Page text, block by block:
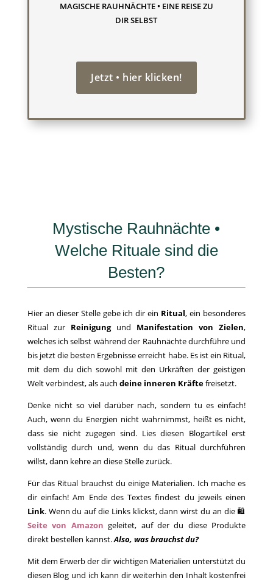
MAGISCHE RAUHNÄCHTE • EINE REISE ZU
DIR SELBST
Jetzt • hier klicken!
Mystische Rauhnächte •
Welche Rituale sind die
Besten?
Hier an dieser Stelle gebe ich dir ein Ritual, ein besonderes
Ritual zur Reinigungund Manifestation von Zielen,
welches ich selbst während der Rauhnächte durchführe und
bis jetzt die besten Ergebnisse erreicht habe. Es ist ein Ritual,
mit dem du dich sowohl mit den Urkräften der geistigen
Welt verbindest, als auch deine inneren Kräftefreisetzt.
Denke nicht so viel darüber nach, sondern tu es einfach!
Auch, wenn du Energien nicht wahrnimmst, heißt es nicht,
dass sie nicht zugegen sind. Lies diesen Blogartikel erst
vollständig durch und, wenn du das Ritual durchführen
willst, dann kehre an diese Stelle zurück.
Für das Ritual brauchst du einige Materialien. Ich mache es
dir einfach! Am Ende des Textes findest du jeweils einen
Link. Wenn du auf die Links klickst, dann wirst du an die 🛍️
Seite von Amazon geleitet, auf der du diese Produkte
direkt bestellen kannst.Also, was brauchst du?
Mit dem Erwerb der dir wichtigen Materialien unterstützt du
diesen Blog und ich kann dir weiterhin den Inhalt kostenfrei